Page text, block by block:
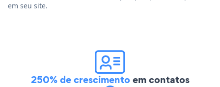
em seu site.
250% de crescimentoem contatos